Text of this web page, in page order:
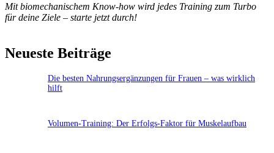
Mit biomechanischem Know-how wird jedes Training zum Turbo
für deine Ziele – starte jetzt durch!
Neueste Beiträge
Die besten Nahrungsergänzungen für Frauen – was wirklich
hilft
Volumen-Training: Der Erfolgs-Faktor für Muskelaufbau